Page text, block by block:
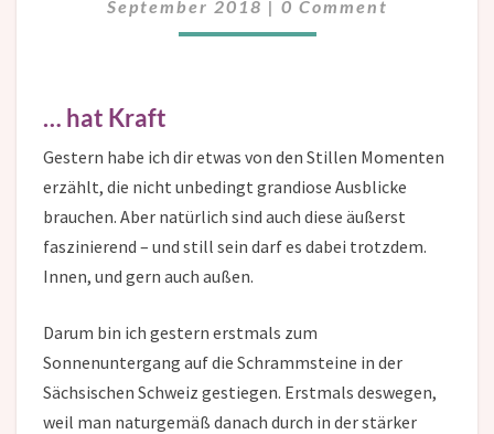
September 2018 | 0 Comment
… hat Kraft
Gestern habe ich dir etwas von den Stillen Momenten
erzählt, die nicht unbedingt grandiose Ausblicke
brauchen. Aber natürlich sind auch diese äußerst
faszinierend – und still sein darf es dabei trotzdem.
Innen, und gern auch außen.
Darum bin ich gestern erstmals zum
Sonnenuntergang auf die Schrammsteine in der
Sächsischen Schweiz gestiegen. Erstmals deswegen,
weil man naturgemäß danach durch in der stärker